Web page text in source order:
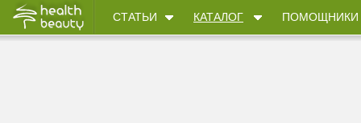
СТАТЬИ КАТАЛОГ ПОМОЩНИКИ